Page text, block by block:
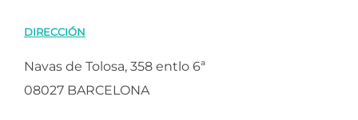
DIRECCIÓN
Navas de Tolosa, 358 entlo 6ª
08027 BARCELONA